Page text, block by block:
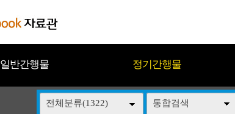
일반간행물 정기간행물
전체분류(1322) 통합검색